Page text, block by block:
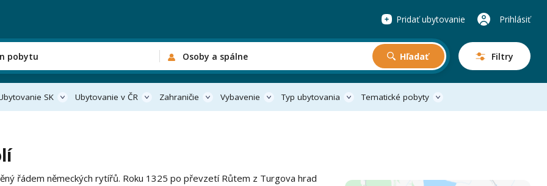
pobytu Osoby a spálne Hľadať Filtry
Pridať ubytovanie Prihlásiť
SK Ubytovanie v ČR Zahraničie Vybavenie Typ ubytovania Tematické pobyty
řádem německých rytířů. Roku 1325 po převzetí Růtem z Turgova hrad